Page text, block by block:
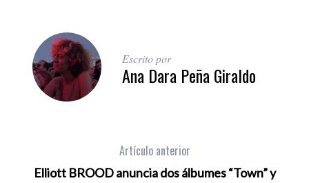
Escrito por
Ana Dara Peña Giraldo
Artículo anterior
Elliott BROOD anuncia dos álbumes “Town” y